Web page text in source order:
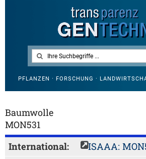
PFLANZEN · FORSCHUNG ·
Baumwolle
MON531
International:
ISAAA: